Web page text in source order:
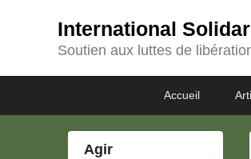
International
Soutien aux luttes de
menu
Accueil
Agir